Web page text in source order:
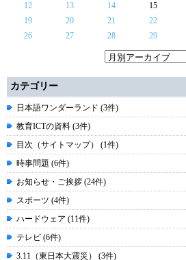
12
13 14 15
19
20 21 22
26
27 28 29
カテゴリー
日本語ワンダーランド (3件)
教育ICTの資料 (3件)
目次（サイトマップ） (1件)
時事問題 (6件)
お知らせ・ご挨拶 (24件)
スポーツ (4件)
ハードウェア (11件)
テレビ (6件)
3.11（東日本大震災） (3件)